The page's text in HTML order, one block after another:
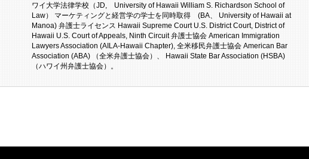
ワイ大学法律学校（JD, University of Hawaii William S. Richardson School of
Law） マーケティングと経営学の学士を同時取得 (BA、 University of Hawaii at
Manoa) 弁護士ライセンス Hawaii Supreme Court U.S. District Court, District of
Hawaii U.S. Court of Appeals, Ninth Circuit 弁護士協会 American Immigration
Lawyers Association (AILA-Hawaii Chapter), 全米移民弁護士協会 American Bar
Association (ABA) （全米弁護士協会）、 Hawaii State Bar Association (HSBA)
（ハワイ州弁護士協会）。